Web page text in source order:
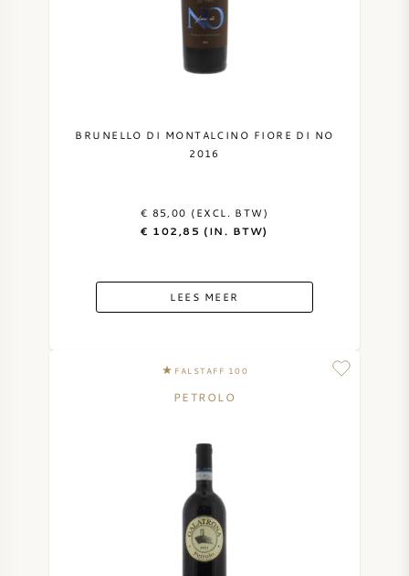
BRUNELLO DI MONTALCINO FIORE DI NO
2016
€ 85,00 (EXCL. BTW)
€ 102,85 (IN. BTW)
LEES MEER
FALSTAFF 100
PETROLO